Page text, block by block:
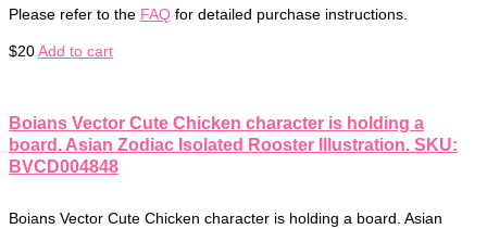
Please refer to the FAQ for detailed purchase instructions.
$20Add to cart
Boians Vector Cute Chicken character is holding a
board. Asian Zodiac Isolated Rooster Illustration. SKU:
BVCD004848
Boians Vector Cute Chicken character is holding a board. Asian